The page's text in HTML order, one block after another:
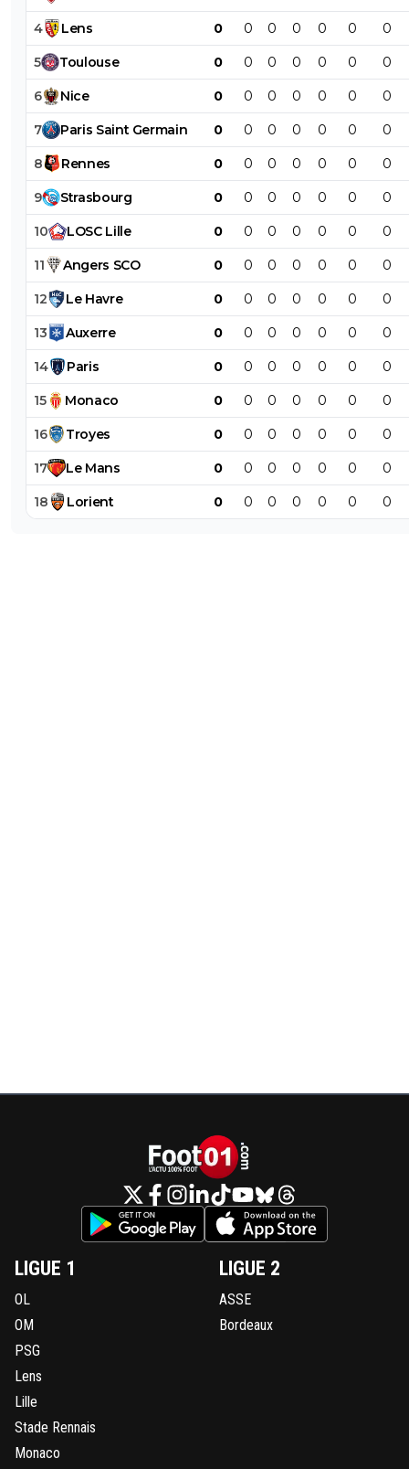
4 Lens 0 0 0 0 0 0 0
5 Toulouse 0 0 0 0 0 0 0
6 Nice 0 0 0 0 0 0 0
7 Paris Saint Germain 0 0 0 0 0 0 0
8 Rennes 0 0 0 0 0 0 0
9 Strasbourg 0 0 0 0 0 0 0
10 LOSC Lille 0 0 0 0 0 0 0
11 Angers SCO 0 0 0 0 0 0 0
12 Le Havre 0 0 0 0 0 0 0
13 Auxerre 0 0 0 0 0 0 0
14 Paris 0 0 0 0 0 0 0
15 Monaco 0 0 0 0 0 0 0
16 Troyes 0 0 0 0 0 0 0
17 Le Mans 0 0 0 0 0 0 0
18 Lorient 0 0 0 0 0 0 0
LIGUE 1
OL
OM
PSG
Lens
Lille
Stade Rennais
Monaco
LIGUE 2
ASSE
Bordeaux